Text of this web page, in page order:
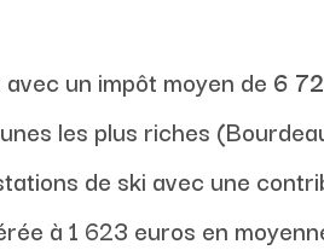
un impôt moyen de 6
les plus riches
de ski avec une
à 1 623 euros en